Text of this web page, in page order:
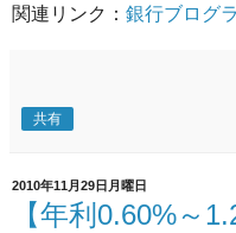
関連リンク： 銀行ブログ
共有
2010年11月29日月曜日
【年利0.60%～